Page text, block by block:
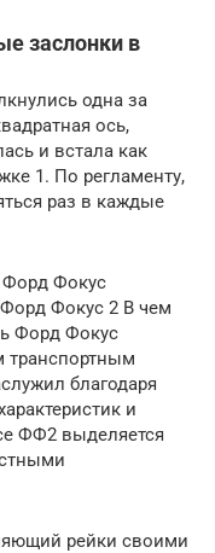
заслонки в
одна за
ось,
и встала как
1. По регламенту,
раз в каждые
Форд Фокус
Фокус 2 В чем
Форд Фокус
транспортным
благодаря
и
ФФ2 выделяется
рейки своими